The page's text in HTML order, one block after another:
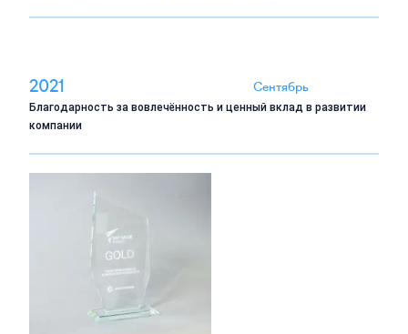
2021 Сентябрь
Благодарность за вовлечённость и ценный вклад в развитии
компании